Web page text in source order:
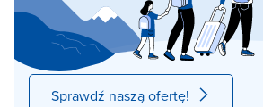
Sprawdź naszą ofertę!